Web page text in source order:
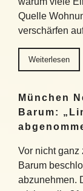
Quelle
verschärfen
Weiterlesen
München
Barum:
Vor nicht
Barum
abzunehmen.